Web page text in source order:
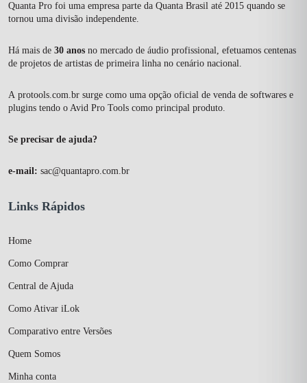
Quanta Pro foi uma empresa parte da Quanta Brasil até 2015 quando se
tornou uma divisão independente.
Há mais de 30 anos no mercado de áudio profissional, efetuamos centenas
de projetos de artistas de primeira linha no cenário nacional.
A protools.com.br surge como uma opção oficial de venda de softwares e
plugins tendo o Avid Pro Tools como principal produto.
Se precisar de ajuda?
e-mail: sac@quantapro.com.br
Links Rápidos
Home
Como Comprar
Central de Ajuda
Como Ativar iLok
Comparativo entre Versões
Quem Somos
Minha conta